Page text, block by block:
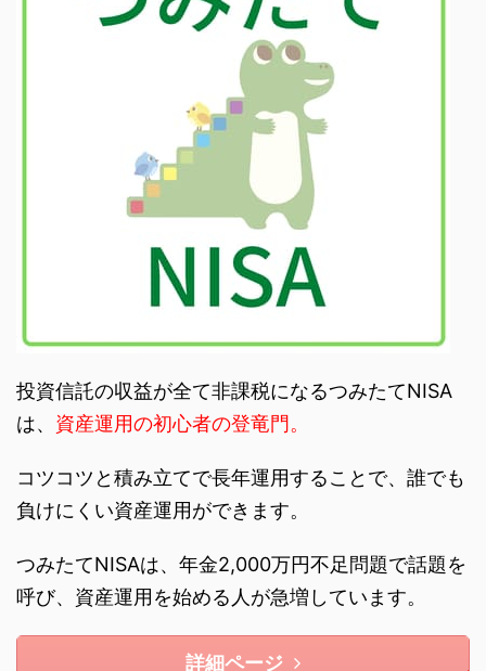
投資信託の収益が全て非課税になるつみたてNISA
は、 資産運用の初心者の登竜門。
コツコツと積み立てで長年運用することで、誰でも
負けにくい資産運用ができます。
つみたてNISAは、年金2,000万円不足問題で話題を
呼び、資産運用を始める人が急増しています。
詳細ページ